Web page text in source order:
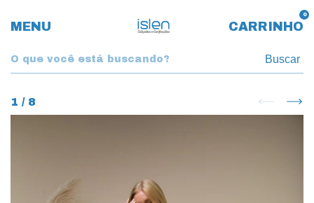
MENU CARRINHO
0
Buscar
1 / 8